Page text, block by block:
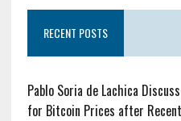
RECENT POSTS
Pablo Soria de Lachica
for Bitcoin Prices after